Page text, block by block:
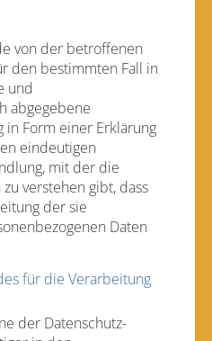
von der betroffenen
den bestimmten Fall in
und
abgegebene
in Form einer Erklärung
eindeutigen
mit der die
verstehen gibt, dass
der sie
Daten
für die Verarbeitung
der Datenschutz-